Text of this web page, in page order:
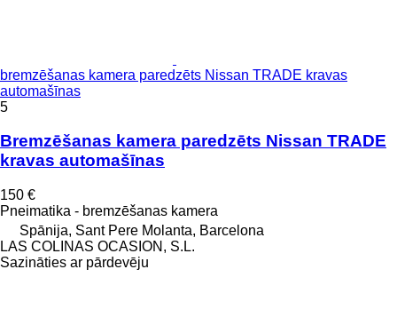
bremzēšanas kamera paredzēts Nissan TRADE kravas
automašīnas
5
Bremzēšanas kamera paredzēts Nissan TRADE
kravas automašīnas
150 €
Pneimatika - bremzēšanas kamera
Spānija, Sant Pere Molanta, Barcelona
LAS COLINAS OCASION, S.L.
Sazināties ar pārdevēju